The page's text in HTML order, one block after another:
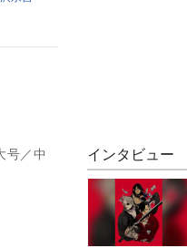
号／中
インタビュー